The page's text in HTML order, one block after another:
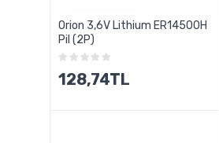
Orion 3,6V Lithium ER14500H
Pil (2P)
128,74TL